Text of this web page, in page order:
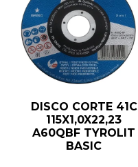
DISCO CORTE 41C
115X1,0X22,23
A60QBF TYROLIT
BASIC